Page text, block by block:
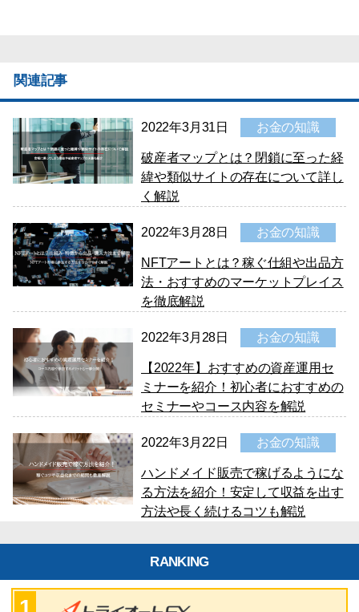
関連記事
2022年3月31日 お金の知識
破産者マップとは？閉鎖に至った経
緯や類似サイトの存在について詳し
く解説
2022年3月28日 お金の知識
NFTアートとは？稼ぐ仕組や出品方
法・おすすめのマーケットプレイス
を徹底解説
2022年3月28日 お金の知識
【2022年】おすすめの資産運用セ
ミナーを紹介！初心者におすすめの
セミナーやコース内容を解説
2022年3月22日 お金の知識
ハンドメイド販売で稼げるようにな
る方法を紹介！安定して収益を出す
方法や長く続けるコツも解説
RANKING